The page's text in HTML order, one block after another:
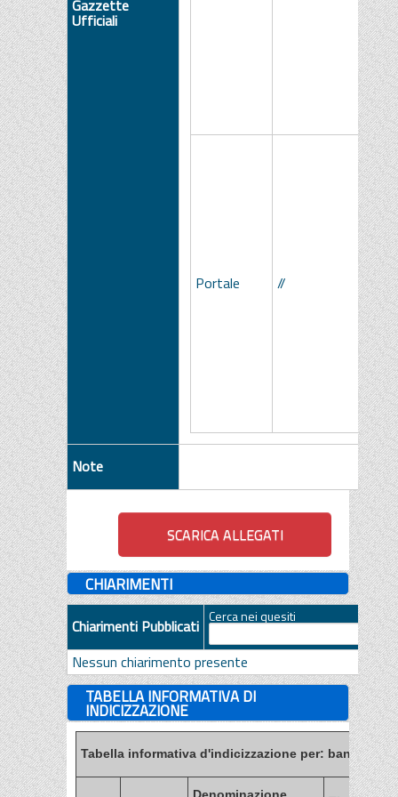
Gazzette
Ufficiali
Portale //
Note
CHIARIMENTI
Chiarimenti Pubblicati Cerca nei quesiti
Nessun chiarimento presente
TABELLA INFORMATIVA DI
INDICIZZAZIONE
Tabella informativa d'indicizzazione per: bandi,